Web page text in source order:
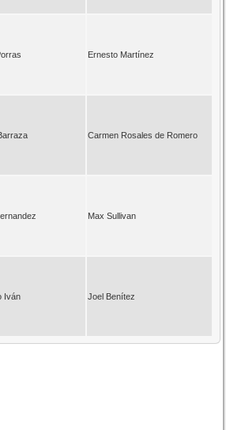
Ernesto Martínez
Carmen Rosales de Romero
Max Sullivan
Iván Joel Benítez